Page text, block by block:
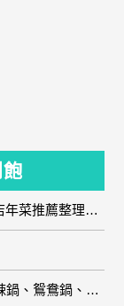
2024年菜預購、年菜宅配外帶，24家名店年菜推薦整理，圍爐輕鬆上菜團圓趣
台中火鍋推薦|精選台中火鍋吃到飽、麻辣鍋、鴛鴦鍋、石頭火鍋、酸菜白肉鍋、海鮮鍋、燒酒雞、麻油雞、壽喜燒等熱門人氣火鍋店!